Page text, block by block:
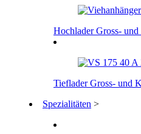
Hochlader Gross-
Tieflader Gross- und
Spezialitäten >